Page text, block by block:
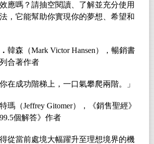
應嗎？請抽空閱讀、了解並充分使用
，它能幫助你實現你的夢想、希望和
． 韓森（Mark Victor Hansen），暢銷書
合著作者
在成功階梯上，一口氣攀爬兩階。」
瑪（Jeffrey Gitomer），《銷售聖經》
個解答》作者
從當前處境大幅躍升至理想境界的機